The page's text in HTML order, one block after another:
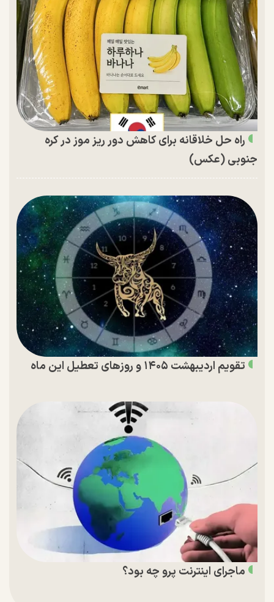
راه حل خلاقانه برای کاهش دور ریز موز در کره
جنوبی (عکس)
تقویم اردیبهشت ۱۴۰۵ و روز‌های تعطیل این ماه
ماجرای اینترنت پرو چه بود؟